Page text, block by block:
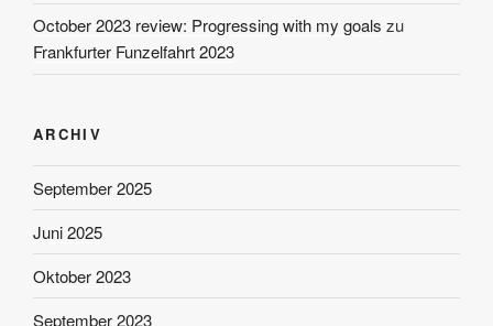
October 2023 review: Progressing with my goals zu
Frankfurter Funzelfahrt 2023
ARCHIV
September 2025
Juni 2025
Oktober 2023
September 2023